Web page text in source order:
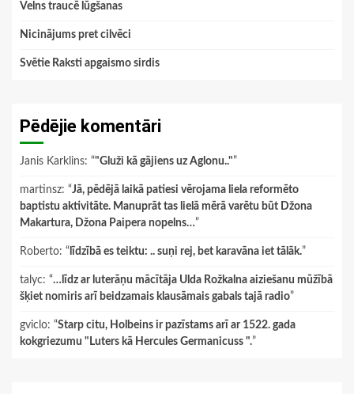
Velns traucē lūgšanas
Nicinājums pret cilvēci
Svētie Raksti apgaismo sirdis
Pēdējie komentāri
Janis Karklins: “"Gluži kā gājiens uz Aglonu.."”
martinsz: “Jā, pēdējā laikā patiesi vērojama liela reformēto
baptistu aktivitāte. Manuprāt tas lielā mērā varētu būt Džona
Makartura, Džona Paipera nopelns…”
Roberto: “ līdzībā es teiktu: .. suņi rej, bet karavāna iet tālāk.”
talyc: “…līdz ar luterāņu mācītāja Ulda Rožkalna aiziešanu mūžībā
šķiet nomiris arī beidzamais klausāmais gabals tajā radio”
gviclo: “Starp citu, Holbeins ir pazīstams arī ar 1522. gada
kokgriezumu "Luters kā Hercules Germanicuss ".”